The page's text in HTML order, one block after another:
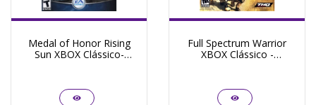
Medal of Honor Rising
Sun XBOX Clássico-
Full Spectrum Warrior
XBOX Clássico -